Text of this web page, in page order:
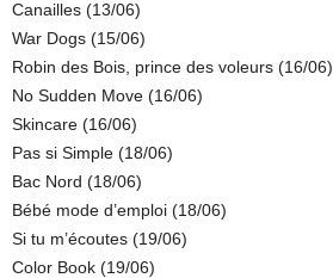
Canailles (13/06)
War Dogs (15/06)
Robin des Bois, prince des voleurs (16/06)
No Sudden Move (16/06)
Skincare (16/06)
Pas si Simple (18/06)
Bac Nord (18/06)
Bébé mode d’emploi (18/06)
Si tu m’écoutes (19/06)
Color Book (19/06)